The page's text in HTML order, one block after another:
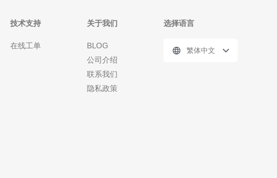
技术支持
在线工单
关于我们
BLOG
公司介绍
联系我们
隐私政策
选择语言
繁体中文